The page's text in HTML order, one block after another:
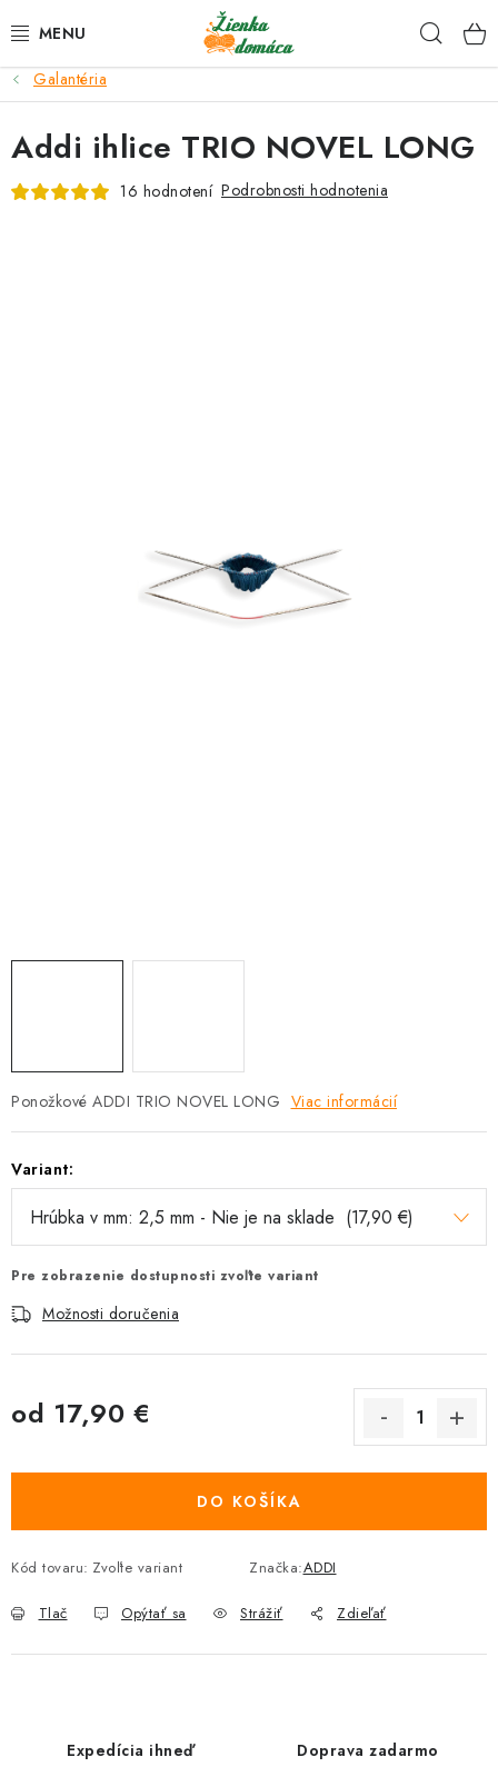
na
KLBKÁ
Galantéria
Ponožkové ADDI TRIO NOVEL LONG Viac informácií
Variant:
Pre zobrazenie dostupnosti zvoľte variant
Možnosti doručenia
od 17,90 €
DO KOŠÍKA
Kód tovaru: Zvoľte variant Značka:ADDI
Tlač Opýtať sa Strážiť Zdieľať
Addi ihlice TRIO NOVEL LONG
16 hodnotení Podrobnosti hodnotenia
Expedícia ihneď Doprava zadarmo